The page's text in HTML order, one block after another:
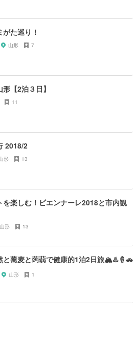
た巡り！
山形 7
【2泊３日】
11
2018/2
形 13
を楽しむ！ビエンナーレ2018と市内観
山形 13
と蕎麦と蒟蒻で健康的1泊2日旅🏔♨️🍦🚗
山形 1